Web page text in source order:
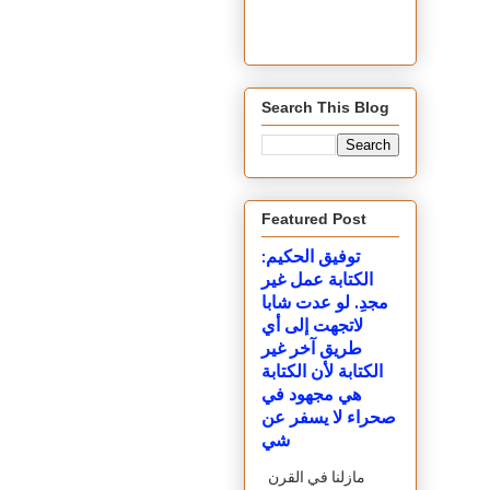
Search This Blog
Featured Post
توفيق الحكيم:
الكتابة عمل غير
مجدِ. لو عدت شابا
لاتجهت إلى أي
طريق آخر غير
الكتابة لأن الكتابة
هي مجهود في
صحراء لا يسفر عن
شي